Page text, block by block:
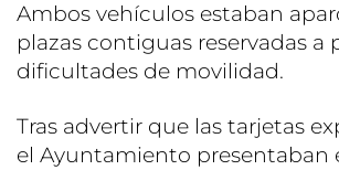
Ambos vehículos estaban
plazas contiguas reservadas a
dificultades de movilidad.
Tras advertir que las tarjetas
el Ayuntamiento presentaban